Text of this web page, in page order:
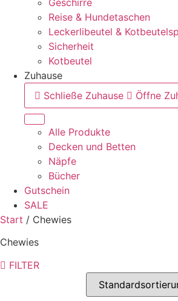
Geschirre
Reise & Hundetaschen
Leckerlibeutel &
Sicherheit
Kotbeutel
Zuhause
Schließe Zuhause
Öffne
Alle Produkte
Decken und Betten
Näpfe
Bücher
Gutschein
SALE
Start / Chewies
Chewies
FILTER